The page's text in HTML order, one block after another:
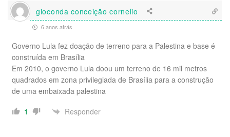
gioconda conceição cornelio
6 anos atrás
Governo Lula fez doação de terreno para a Palestina e base é
construída em Brasília
Em 2010, o governo Lula doou um terreno de 16 mil metros
quadrados em zona privilegiada de Brasília para a construção
de uma embaixada palestina
1
Responder